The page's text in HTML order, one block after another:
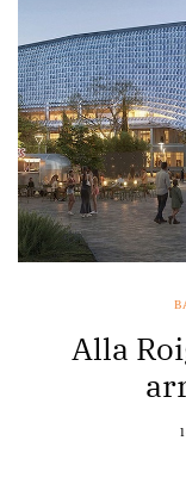
Alla